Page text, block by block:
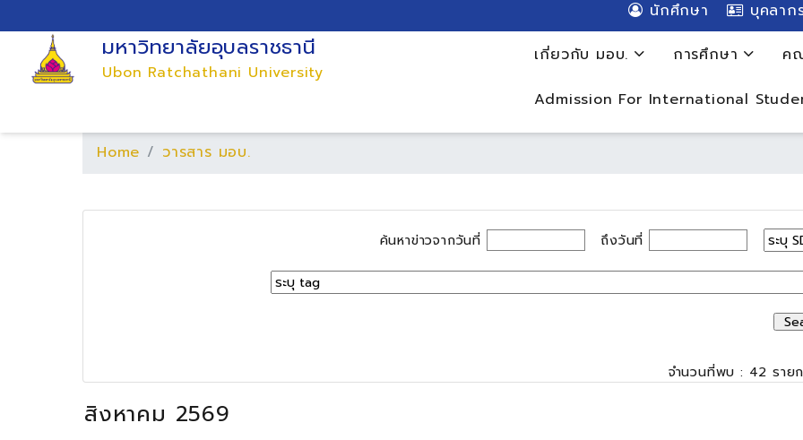
นักศึกษา บุคลาก
มหาวิทยาลัยอุบลราชธานี
Ubon Ratchathani University
เกี่ยวกับ มอบ. การศึกษา ค
Admission For International
Home วารสาร มอบ.
ค้นหาข่าวจากวันที่ ถึงวันที่
จำนวนที่พบ : 42 ร
สิงหาคม 2569